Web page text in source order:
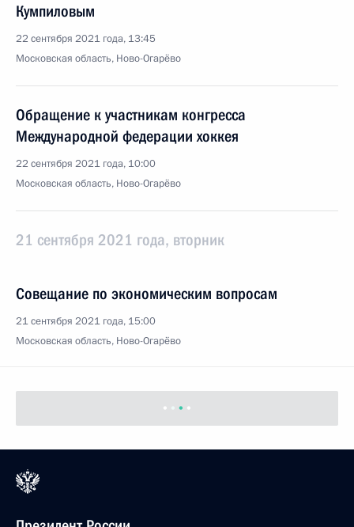
Кумпиловым
22 сентября 2021 года, 13:45
Московская область, Ново-Огарёво
Обращение к участникам конгресса
Международной федерации хоккея
22 сентября 2021 года, 10:00
Московская область, Ново-Огарёво
21 сентября 2021 года, вторник
21 сентября 2021 года, 15:00
Московская область, Ново-Огарёво
Встреча с Председателем Центризбиркома Эллой
Московская область, Ново-Огарёво